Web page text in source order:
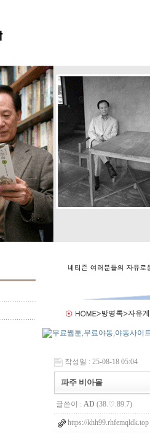
작성일 : 25-08-18 05:04
파주 비아몰
글쓴이 : AD (38.♡.89.7)
https://khh99.rhfemqldk.top